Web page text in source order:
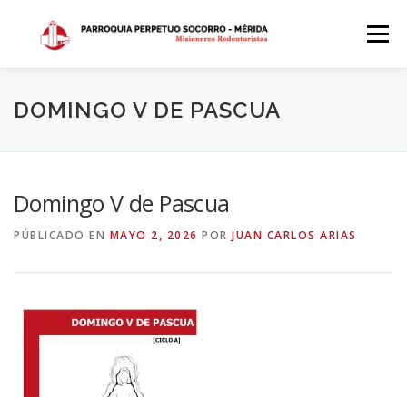
contenido
Menú
INICIO DÓNDE ESTAMOS HISTORIA
SACRAMENTOS CALENDARIO PARROQUIAL 2024
DOMINGO V DE PASCUA
Domingo V de Pascua
PÚBLICADO EN MAYO 2, 2026 POR JUAN CARLOS ARIAS